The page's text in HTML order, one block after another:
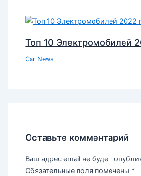
Топ 10 Электромобилей
Car News
Оставьте комментарий
Ваш адрес email не будет
Обязательные поля помечены *